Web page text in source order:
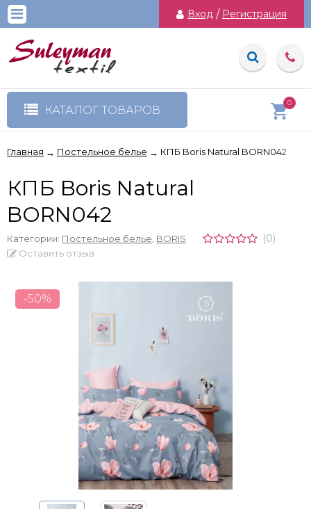
Вход / Регистрация
КАТАЛОГ ТОВАРОВ
0
Главная → Постельное белье → КПБ Boris Natural BORN042
КПБ Boris Natural
BORN042
Категории: Постельное белье BORIS (0)
Оставить отзыв
-50%